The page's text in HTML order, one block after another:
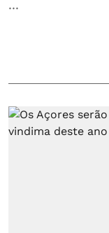
...